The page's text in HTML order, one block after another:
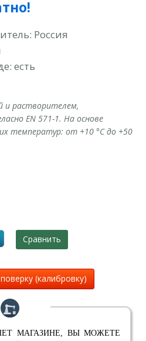
Россия
есть
и растворителем,
EN 571-1. На основе
температур: от +10 °C до +50
Сравнить
(калибровку)
МАГАЗИНЕ, ВЫ МОЖЕТЕ